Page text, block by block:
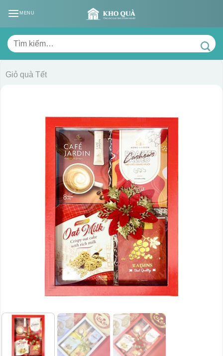
MENU
Tìm
kiếm:
Giỏ quà Tết